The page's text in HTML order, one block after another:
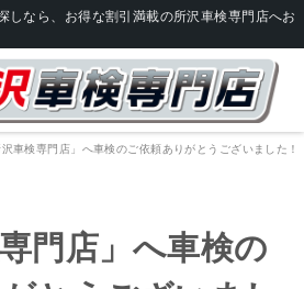
しなら、お得な割引満載の所沢車検専門店へお
沢車検専門店」へ車検のご依頼ありがとうございました
門店」へ車検の